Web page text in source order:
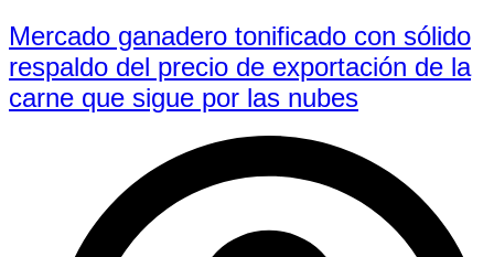
Mercado ganadero tonificado con sólido
respaldo del precio de exportación de la
carne que sigue por las nubes